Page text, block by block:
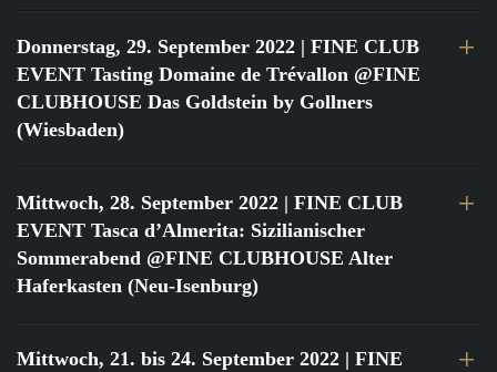
Donnerstag, 29. September 2022 | FINE CLUB
EVENT Tasting Domaine de Trévallon @FINE
CLUBHOUSE Das Goldstein by Gollners
(Wiesbaden)
Mittwoch, 28. September 2022 | FINE CLUB
EVENT Tasca d’Almerita: Sizilianischer
Sommerabend @FINE CLUBHOUSE Alter
Haferkasten (Neu-Isenburg)
Mittwoch, 21. bis 24. September 2022 | FINE